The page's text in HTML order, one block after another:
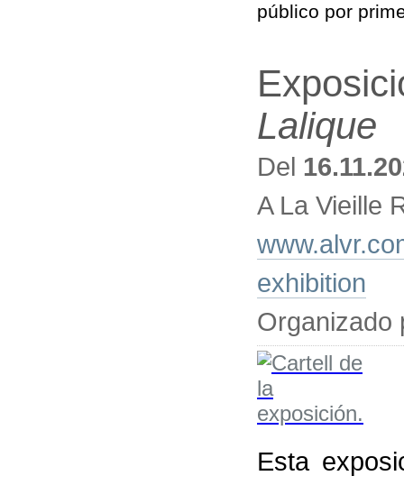
público por
Lalique
Del
A La Vieille
exhibition
Organizado
Esta